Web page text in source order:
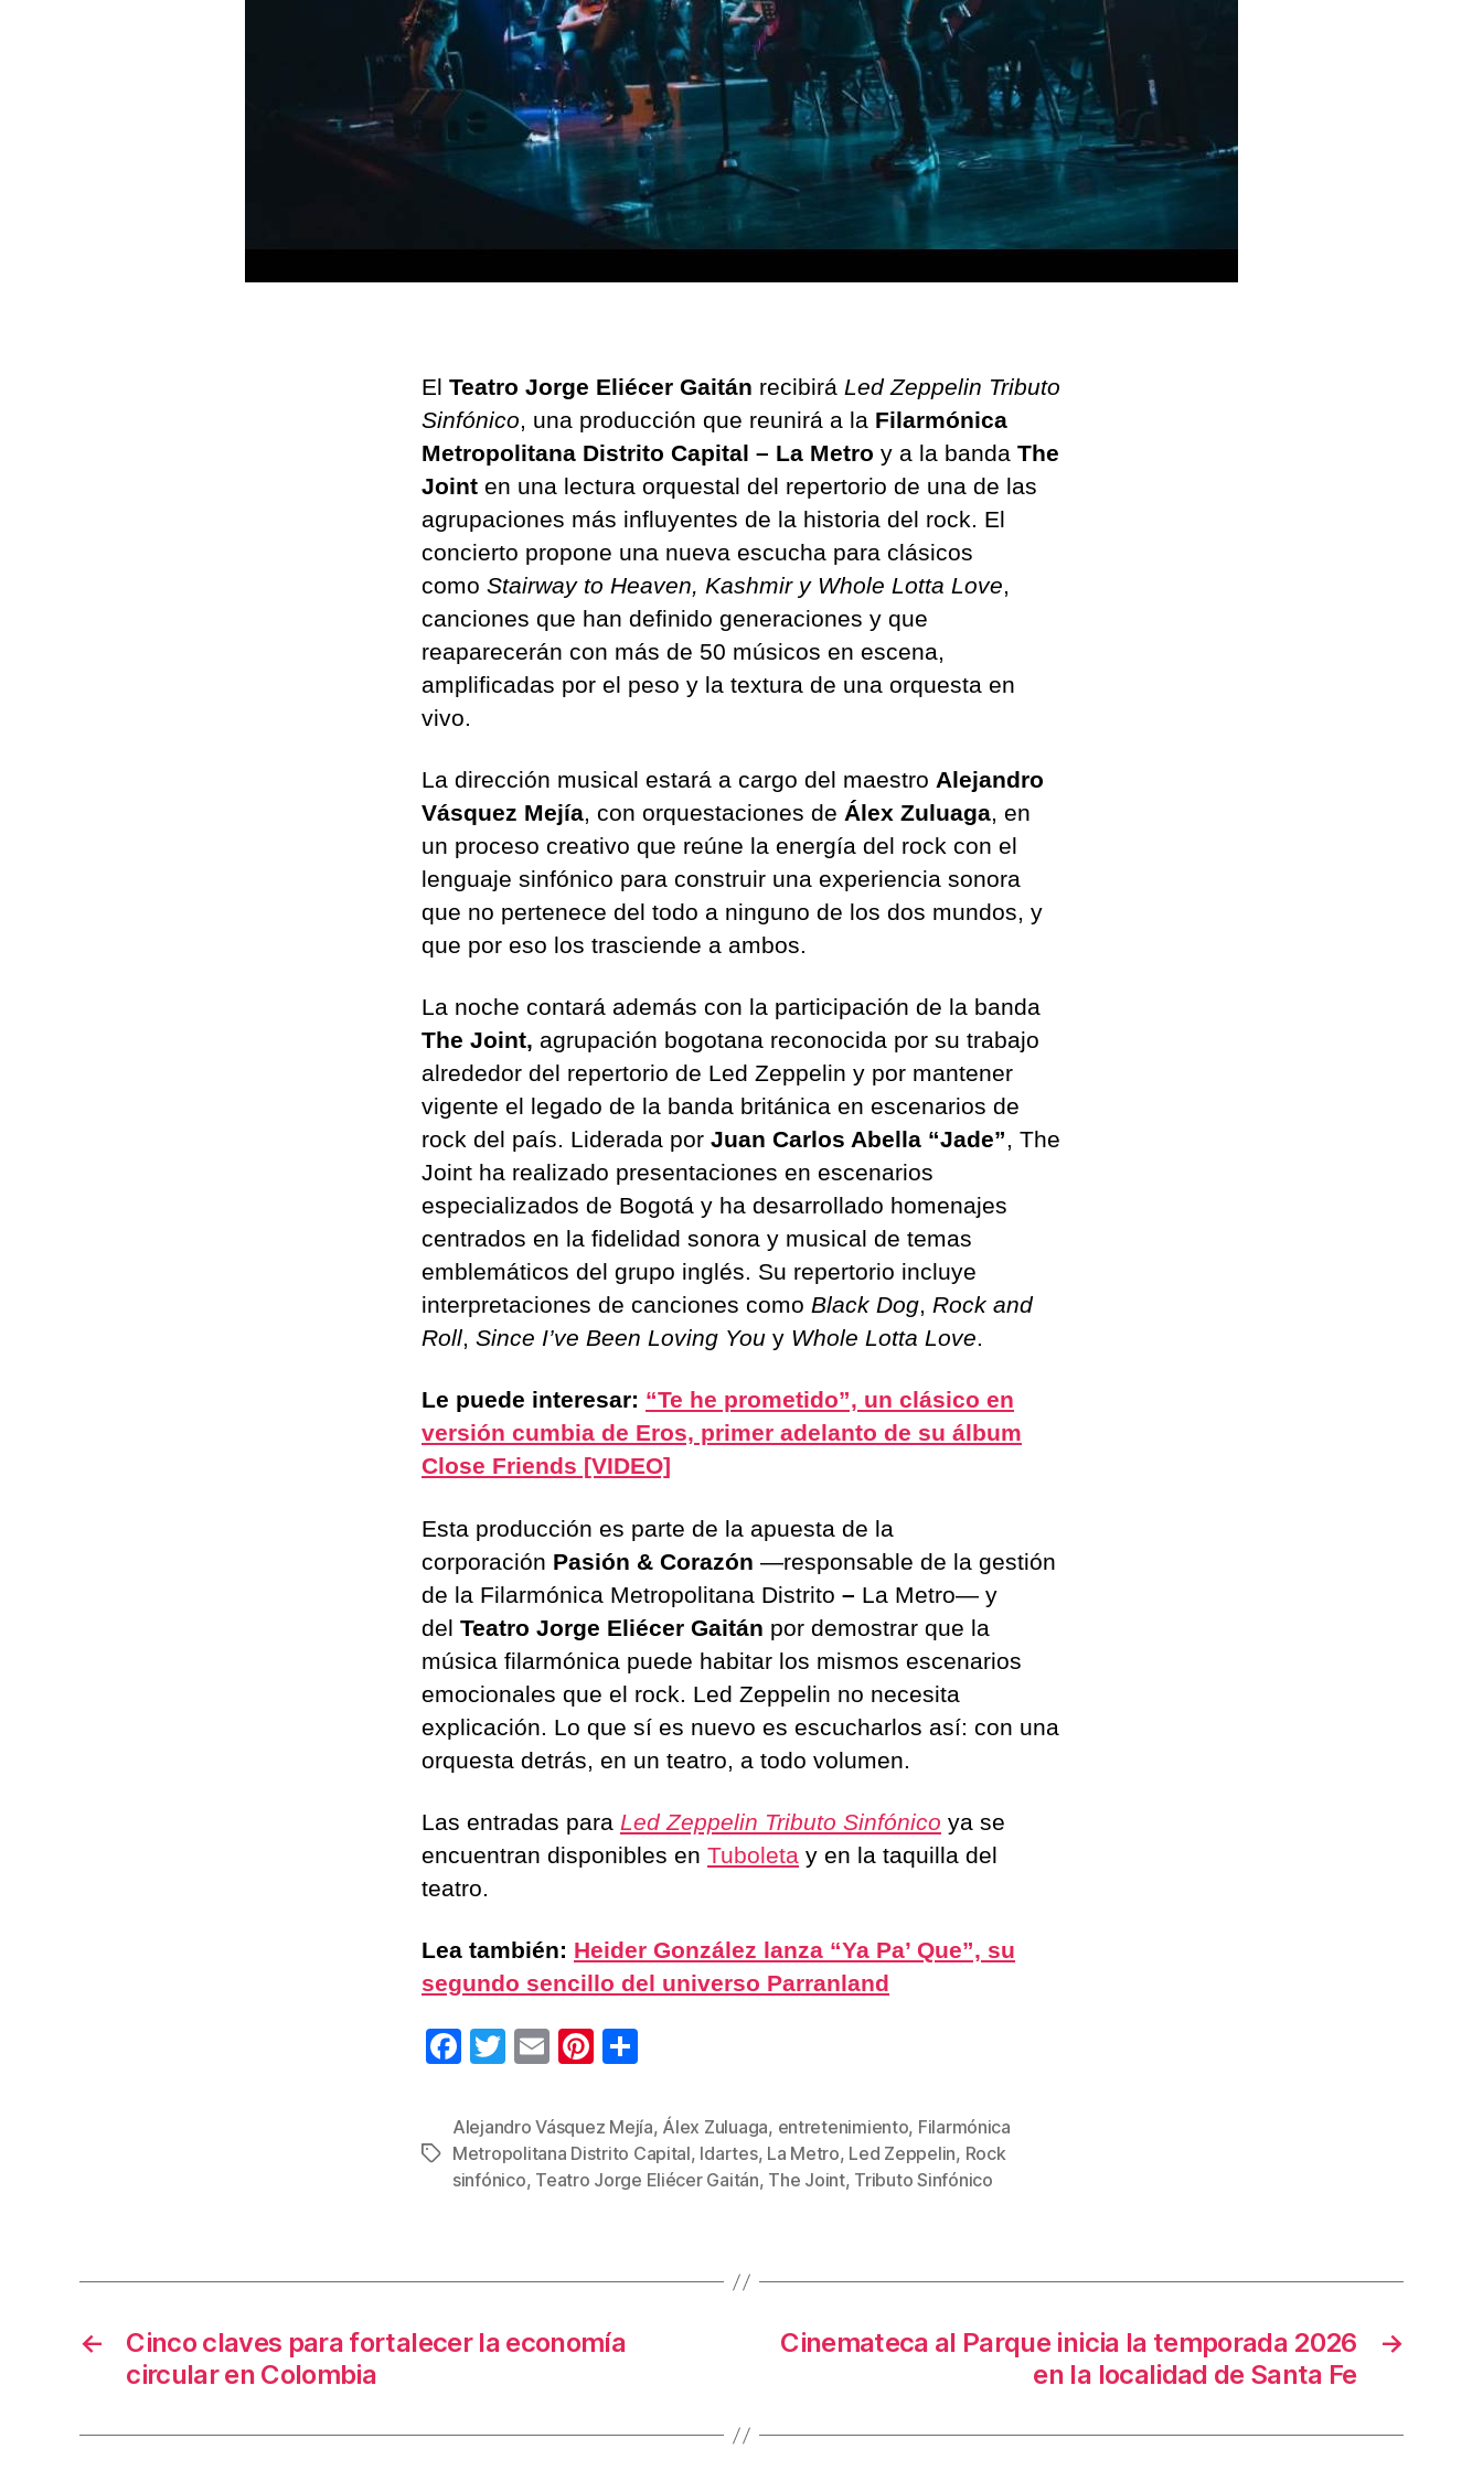
El Teatro Jorge Eliécer Gaitán recibirá Led Zeppelin Tributo
Sinfónico , una producción que reunirá a la Filarmónica
Metropolitana Distrito Capital – La Metro y a la banda The
Joint en una lectura orquestal del repertorio de una de las
agrupaciones más influyentes de la historia del rock. El
concierto propone una nueva escucha para clásicos
como Stairway to Heaven, Kashmir y Whole Lotta Love
canciones que han definido generaciones y que
reaparecerán con más de 50 músicos en escena,
amplificadas por el peso y la textura de una orquesta en
vivo.
La dirección musical estará a cargo del maestro Alejandro
Vásquez Mejía, con orquestaciones de Álex Zuluaga, en
un proceso creativo que reúne la energía del rock con el
lenguaje sinfónico para construir una experiencia sonora
que no pertenece del todo a ninguno de los dos mundos, y
que por eso los trasciende a ambos.
La noche contará además con la participación de la banda
The Joint, agrupación bogotana reconocida por su trabajo
alrededor del repertorio de Led Zeppelin y por mantener
vigente el legado de la banda británica en escenarios de
rock del país. Liderada por Juan Carlos Abella “Jade”, The
Joint ha realizado presentaciones en escenarios
especializados de Bogotá y ha desarrollado homenajes
centrados en la fidelidad sonora y musical de temas
emblemáticos del grupo inglés. Su repertorio incluye
interpretaciones de canciones como Black Dog, Rock and
Roll, Since I’ve Been Loving You y Whole Lotta Love.
Le puede interesar: “Te he prometido”, un clásico en
versión cumbia de Eros, primer adelanto de su álbum
Close Friends [VIDEO]
Esta producción es parte de la apuesta de la
corporación Pasión & Corazón —responsable de la gestión
de la Filarmónica Metropolitana Distrito – La Metro— y
del Teatro Jorge Eliécer Gaitán por demostrar que la
música filarmónica puede habitar los mismos escenarios
emocionales que el rock. Led Zeppelin no necesita
explicación. Lo que sí es nuevo es escucharlos así: con una
orquesta detrás, en un teatro, a todo volumen.
Las entradas para Led Zeppelin Tributo Sinfónico ya se
encuentran disponibles en Tuboleta y en la taquilla del
teatro.
Lea también: Heider González lanza “Ya Pa’ Que”, su
segundo sencillo del universo Parranland
F
c
e
b
k
T
tt
er
E
ail
Pi
er
e
st
m
p
ar
Etiquetas
Alejandro Vásquez Mejía, Álex Zuluaga, entretenimiento, Filarmónica
Metropolitana Distrito Capital, Idartes, La Metro, Led Zeppelin, Rock
sinfónico, Teatro Jorge Eliécer Gaitán, The Joint, Tributo Sinfónico
←
Cinco claves para fortalecer la economía
circular en Colombia
→
Cinemateca al Parque inicia la temporada 2026
en la localidad de Santa Fe